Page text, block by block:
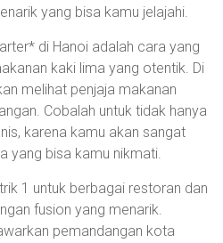
yang bisa kamu jelajahi.
di Hanoi adalah cara yang
kaki lima yang otentik. Di
melihat penjaja makanan
Cobalah untuk tidak hanya
karena kamu akan sangat
yang bisa kamu nikmati.
1 untuk berbagai restoran dan
fusion yang menarik.
pemandangan kota